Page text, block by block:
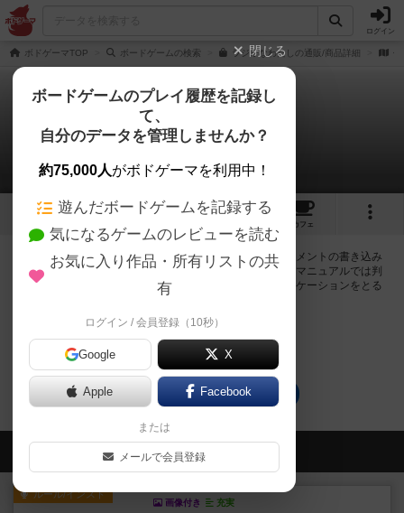
ログイン
ボドゲーマTOP ボードゲームの検索 ラジオなわたしの通販/商品詳細 作
ラジオなわたし
0件の掲示板
2 4 2
カフェ
ログインするとラジオなわたしに関する掲示板の作成やコメントの書き込み
が出来るようになります。ルールの疑問やエラッタ情報、マニュアルでは判
断し辛い曖昧な表記等について会員同士で自由にコミュニケーションをとる
ログイン/無料会員登録
ラジオなわたしのトップに戻る
会員の新しい投稿
ルール/インスト
画像付き 充実
閉じる
ボードゲームのプレイ履歴を記録し
て、
自分のデータを管理しませんか？
約75,000人がボドゲーマを利用中！
遊んだボードゲームを記録する
気になるゲームのレビューを読む
お気に入り作品・所有リストの共
有
ログイン / 会員登録（10秒）
Google X
Apple Facebook
または
メールで会員登録